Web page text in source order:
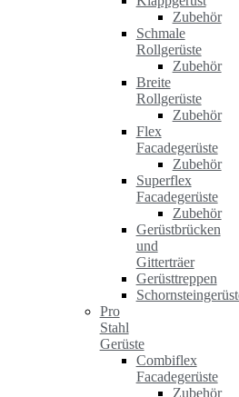
Zubehör
Schmale
Rollgerüste
Zubehör
Breite
Rollgerüste
Zubehör
Flex
Facadegerüste
Zubehör
Superflex
Facadegerüste
Zubehör
Gerüstbrücken
und
Gitterträer
Gerüsttreppen
Pro
Stahl
Gerüste
Combiflex
Facadegerüste
Zubehör